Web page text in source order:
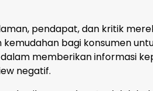
pendapat, dan kritik
bagi konsumen
memberikan informasi
negatif.